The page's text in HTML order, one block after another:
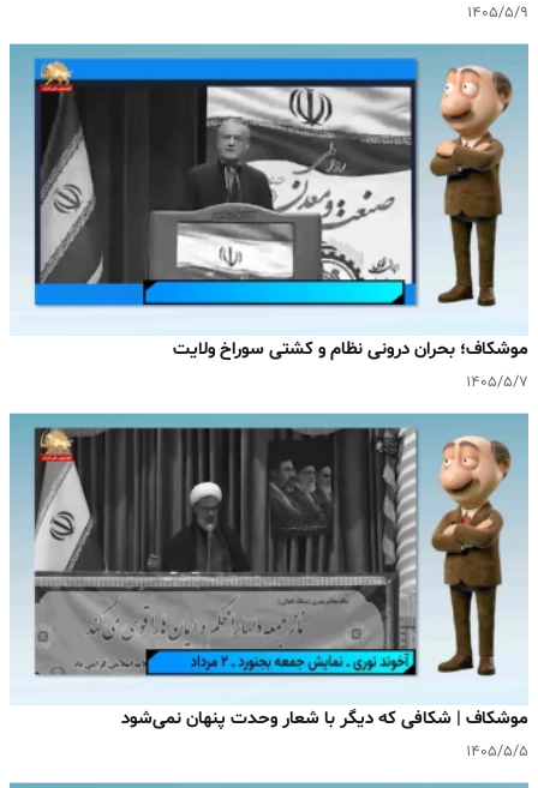
۱۴۰۵/۵/۹
موشکاف؛ بحران درونی نظام و کشتی سوراخ ولایت
۱۴۰۵/۵/۷
موشکاف | شکافی که دیگر با شعار وحدت پنهان نمی‌شود
۱۴۰۵/۵/۵